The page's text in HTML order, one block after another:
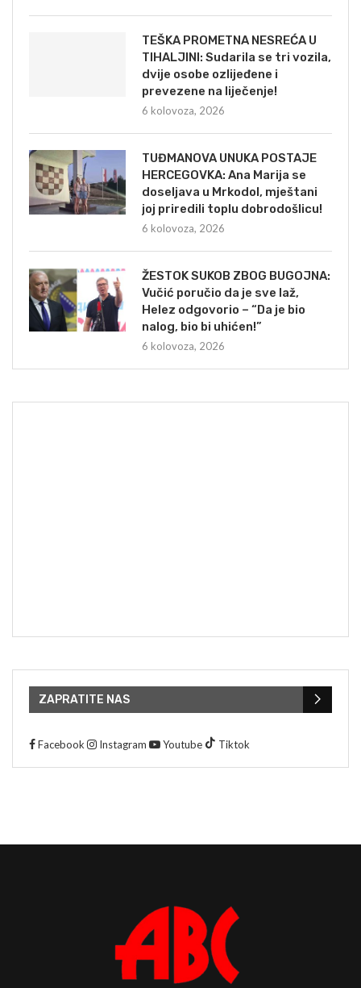
TEŠKA PROMETNA NESREĆA U
TIHALJINI: Sudarila se tri vozila,
dvije osobe ozlijeđene i
prevezene na liječenje!
6 kolovoza, 2026
TUĐMANOVA UNUKA POSTAJE
HERCEGOVKA: Ana Marija se
doseljava u Mrkodol, mještani
joj priredili toplu dobrodošlicu!
6 kolovoza, 2026
ŽESTOK SUKOB ZBOG BUGOJNA:
Vučić poručio da je sve laž,
Helez odgovorio – “Da je bio
nalog, bio bi uhićen!”
6 kolovoza, 2026
ZAPRATITE NAS
Facebook Instagram Youtube Tiktok